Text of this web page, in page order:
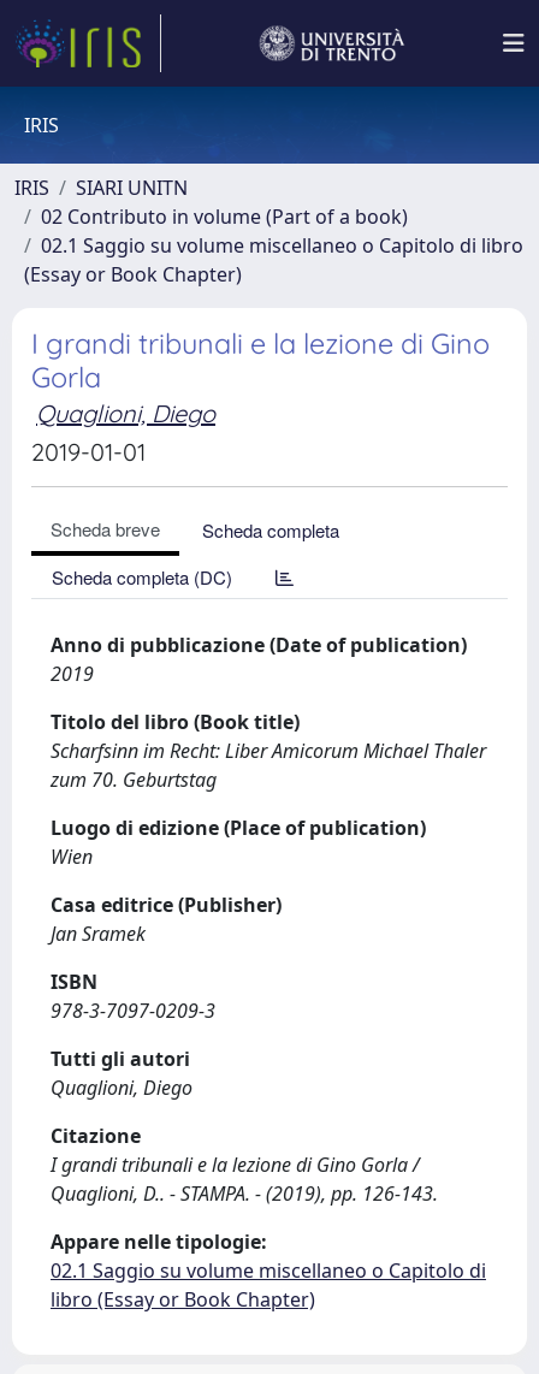
IRIS
IRIS
SIARI UNITN
02 Contributo in volume (Part of a book)
02.1 Saggio su volume miscellaneo o Capitolo di libro
(Essay or Book Chapter)
I grandi tribunali e la lezione di Gino
Gorla
Quaglioni, Diego
2019-01-01
Scheda breve
Scheda completa
Scheda completa (DC)
Anno di pubblicazione (Date of publication)
2019
Titolo del libro (Book title)
Scharfsinn im Recht: Liber Amicorum Michael Thaler
zum 70. Geburtstag
Luogo di edizione (Place of publication)
Wien
Casa editrice (Publisher)
Jan Sramek
ISBN
978-3-7097-0209-3
Tutti gli autori
Quaglioni, Diego
Citazione
I grandi tribunali e la lezione di Gino Gorla /
Quaglioni, D.. - STAMPA. - (2019), pp. 126-143.
Appare nelle tipologie:
02.1 Saggio su volume miscellaneo o Capitolo di
libro (Essay or Book Chapter)